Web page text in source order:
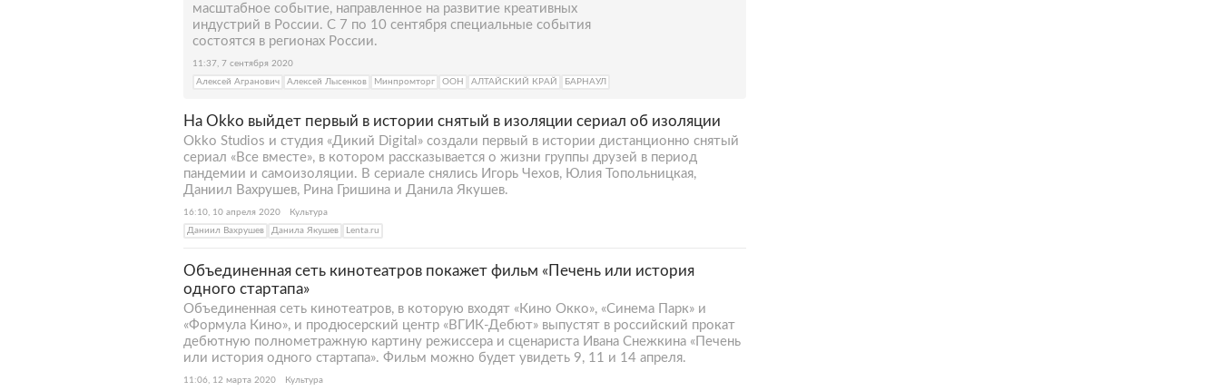
масштабное событие, направленное на развитие креативных
индустрий в России. С 7 по 10 сентября специальные события
состоятся в регионах России.
11:37, 7 сентября 2020
Алексей Агранович
Алексей Лысенков Минпромторг ООН АЛТАЙСКИЙ КРАЙ БАРНАУЛ
На Okko выйдет первый в истории снятый в изоляции сериал об изоляции
Okko Studios и студия «Дикий Digital» создали первый в истории дистанционно снятый
сериал «Все вместе», в котором рассказывается о жизни группы друзей в период
пандемии и самоизоляции. В сериале снялись Игорь Чехов, Юлия Топольницкая,
Даниил Вахрушев, Рина Гришина и Данила Якушев.
16:10, 10 апреля 2020
Культура
Даниил Вахрушев
Данила Якушев Lenta.ru
Объединенная сеть кинотеатров покажет фильм «Печень или история
одного стартапа»
Объединенная сеть кинотеатров, в которую входят «Кино Окко», «Синема Парк» и
«Формула Кино», и продюсерский центр «ВГИК-Дебют» выпустят в российский прокат
дебютную полнометражную картину режиссера и сценариста Ивана Снежкина «Печень
или история одного стартапа». Фильм можно будет увидеть 9, 11 и 14 апреля.
11:06, 12 марта 2020 Культура